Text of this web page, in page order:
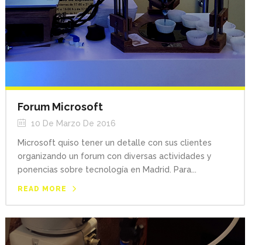
Forum Microsoft
10 De Marzo De 2016
Microsoft quiso tener un detalle con sus clientes
organizando un forum con diversas actividades y
ponencias sobre tecnología en Madrid. Para...
READ MORE